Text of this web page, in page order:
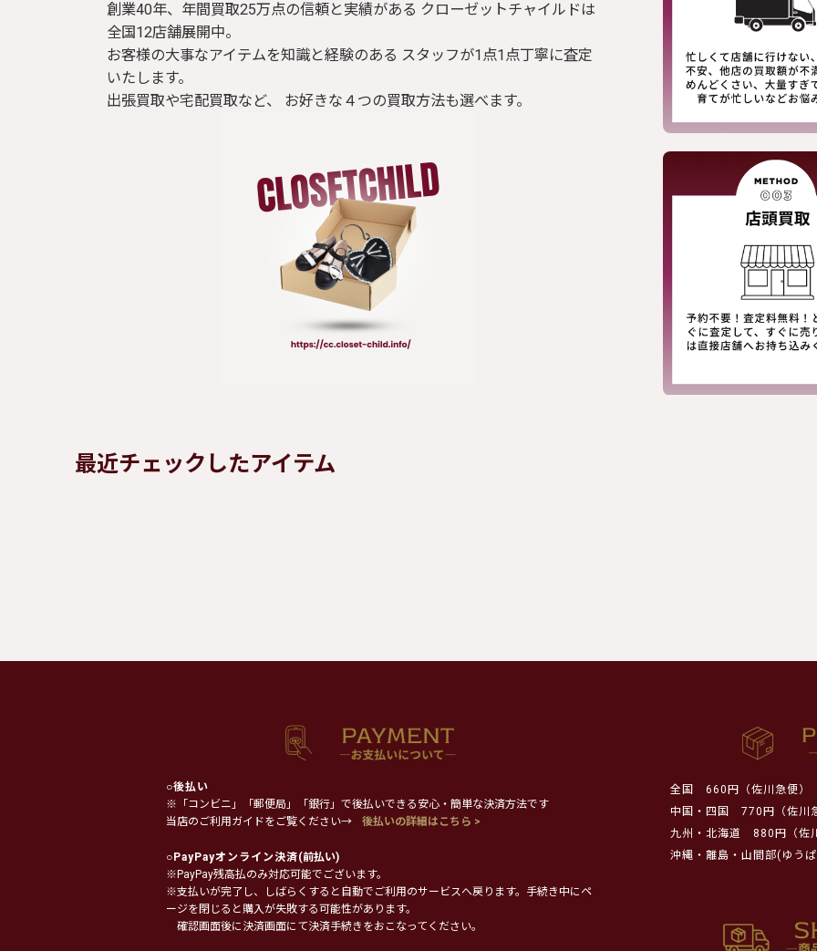
創業40年、年間買取25万点の信頼と実績がある クローゼットチャイルドは
全国12店舗展開中。
お客様の大事なアイテムを知識と経験のある スタッフが1点1点丁寧に査定
いたします。
出張買取や宅配買取など、 お好きな４つの買取方法も選べます。
最近チェックしたアイテム
○後払い
※「コンビニ」「郵便局」「銀行」で後払いできる安心・簡単な決済方法です
当店のご利用ガイドをご覧ください→
後払いの詳細はこちら >
○PayPayオンライン決済(前払い)
※PayPay残高払のみ対応可能でございます。
※支払いが完了し、しばらくすると自動でご利用のサービスへ戻ります。手続き中にペ
ージを閉じると購入が失敗する可能性があります。
確認画面後に決済画面にて決済手続きをおこなってください。
全国
660円（佐川急便）
中国・四国
770円（佐川
九州・北海道
880円（佐
沖縄・離島・山間部(ゆう